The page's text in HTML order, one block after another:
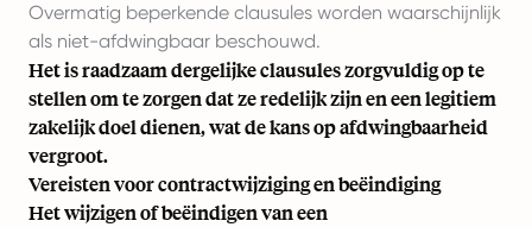
Overmatig beperkende clausules worden waarschijnlijk
als niet-afdwingbaar beschouwd.
Het is raadzaam dergelijke clausules zorgvuldig op te
stellen om te zorgen dat ze redelijk zijn en een legitiem
zakelijk doel dienen, wat de kans op afdwingbaarheid
vergroot.
Vereisten voor contractwijziging en beëindiging
Het wijzigen of beëindigen van een